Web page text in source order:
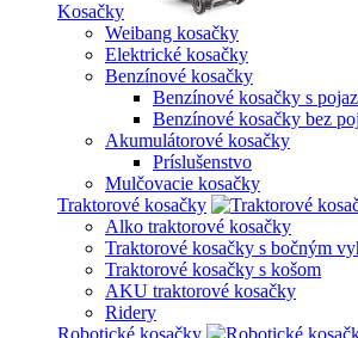
Kosačky
Weibang kosačky
Elektrické kosačky
Benzínové kosačky
Benzínové kosačky s
Benzínové kosačky bez
Akumulátorové kosačky
Príslušenstvo
Mulčovacie kosačky
Traktorové kosačky
Alko traktorové kosačky
Traktorové kosačky s bočným
Traktorové kosačky s košom
AKU traktorové kosačky
Ridery